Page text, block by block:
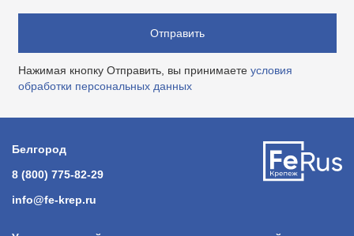
Отправить
Нажимая кнопку Отправить, вы принимаете условия
обработки персональных данных
Белгород
8 (800) 775-82-29
info@fe-krep.ru